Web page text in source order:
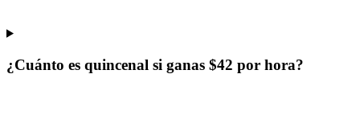
¿Cuánto es quincenal si ganas $42 por hora?